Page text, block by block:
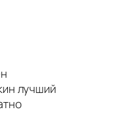
лучший